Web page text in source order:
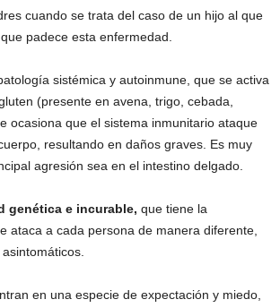
cuando se trata del caso de un hijo al que
padece esta enfermedad.
sistémica y autoinmune, que se activa
(presente en avena, trigo, cebada,
ocasiona que el sistema inmunitario ataque
resultando en daños graves. Es muy
agresión sea en el intestino delgado.
genética e incurable, que tiene la
ataca a cada persona de manera diferente,
en una especie de expectación y miedo,